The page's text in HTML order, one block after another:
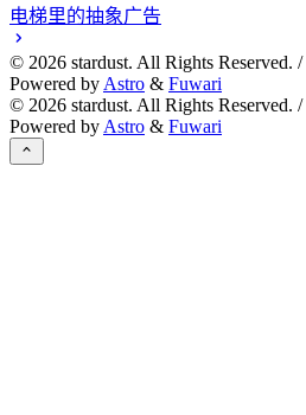
电梯里的抽象广告
© 2026 stardust. All Rights Reserved. /
Powered by Astro & Fuwari
© 2026 stardust. All Rights Reserved. /
Powered by Astro & Fuwari